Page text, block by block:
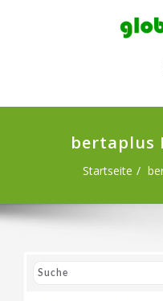
bertaplus
Startseite